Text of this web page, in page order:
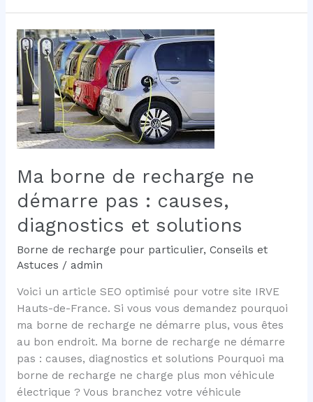
2026
:
pourquoi
installer
une
borne
de
recharge
dès
de
votre
électrique
avec
IRVE-
de
France
?
Ma borne de recharge ne
démarre pas : causes,
diagnostics et solutions
Borne de recharge pour particulier, Conseils et
Astuces / admin
Voici un article SEO optimisé pour votre site IRVE
Hauts-de-France. Si vous vous demandez pourquoi
ma borne de recharge ne démarre plus, vous êtes
au bon endroit. Ma borne de recharge ne démarre
pas : causes, diagnostics et solutions Pourquoi ma
borne de recharge ne charge plus mon véhicule
électrique ? Vous branchez votre véhicule